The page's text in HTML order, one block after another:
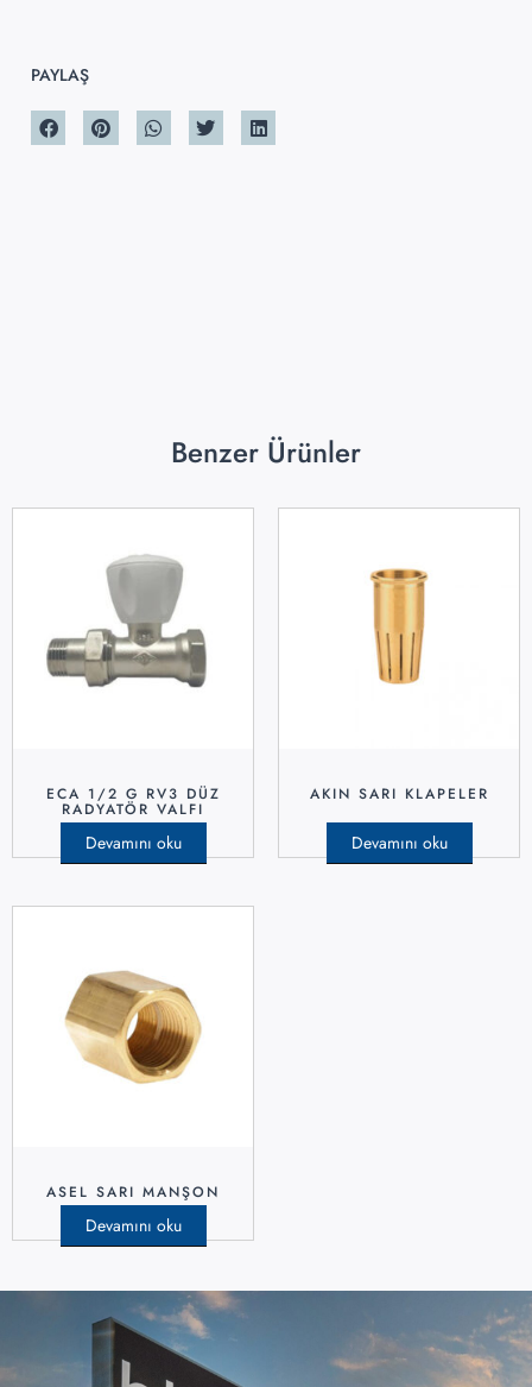
PAYLAŞ
Benzer Ürünler
ECA 1/2 G RV3 DÜZ
RADYATÖR VALFI
Devamını oku
AKIN SARI KLAPELER
Devamını oku
ASEL SARI MANŞON
Devamını oku